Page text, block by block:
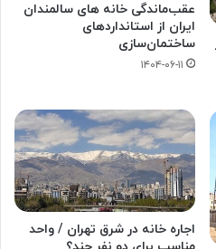
عقب‌ماندگی خانه های سالمندان
ایران از استانداردهای
ساختمان‌سازی
۱۴۰۴-۰۶-۱۱
اجاره خانه در شرق تهران / واحد